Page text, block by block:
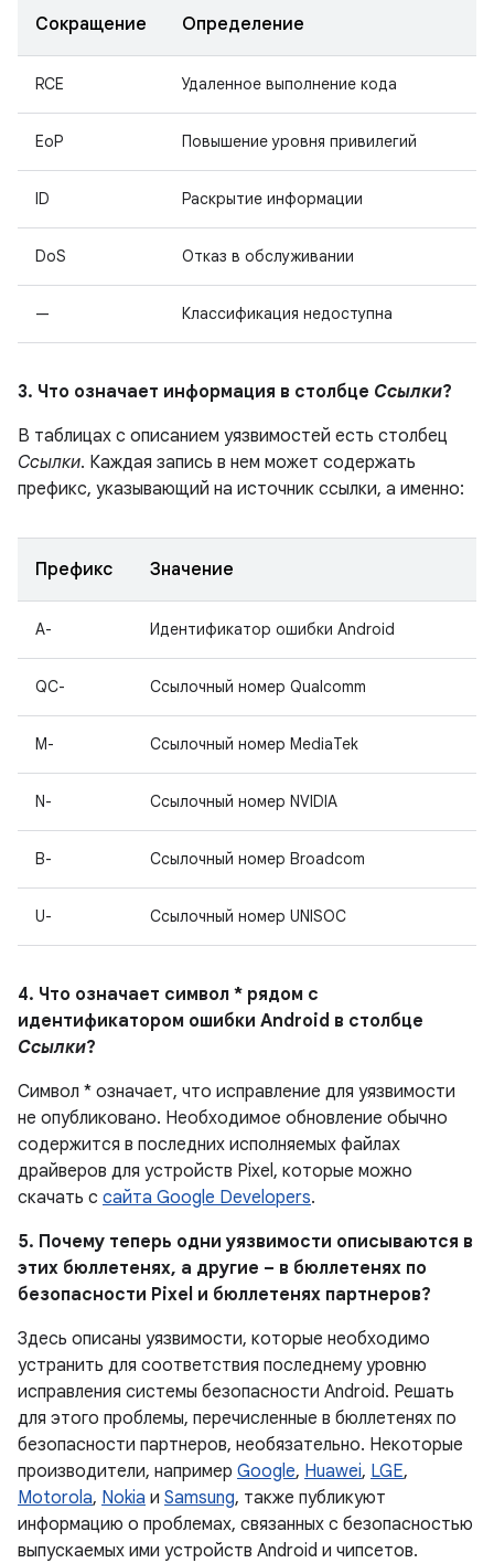
Сокращение Определение
RCE Удаленное выполнение кода
EoP Повышение уровня привилегий
ID Раскрытие информации
DoS Отказ в обслуживании
— Классификация недоступна
3. Что означает информация в столбце Ссылки?
В таблицах с описанием уязвимостей есть столбец
Ссылки. Каждая запись в нем может содержать
префикс, указывающий на источник ссылки, а именно:
Префикс Значение
A- Идентификатор ошибки Android
QC- Ссылочный номер Qualcomm
M- Ссылочный номер MediaTek
N- Ссылочный номер NVIDIA
B- Ссылочный номер Broadcom
U- Ссылочный номер UNISOC
4. Что означает символ * рядом с
идентификатором ошибки Android в столбце
Ссылки?
Символ * означает, что исправление для уязвимости
не опубликовано. Необходимое обновление обычно
содержится в последних исполняемых файлах
драйверов для устройств Pixel, которые можно
скачать с сайта Google Developers.
5. Почему теперь одни уязвимости описываются в
этих бюллетенях, а другие – в бюллетенях по
безопасности Pixel и бюллетенях партнеров?
Здесь описаны уязвимости, которые необходимо
устранить для соответствия последнему уровню
исправления системы безопасности Android. Решать
для этого проблемы, перечисленные в бюллетенях по
безопасности партнеров, необязательно. Некоторые
производители, например Google, Huawei, LGE,
Motorola, Nokia и Samsung, также публикуют
информацию о проблемах, связанных с безопасностью
выпускаемых ими устройств Android и чипсетов.